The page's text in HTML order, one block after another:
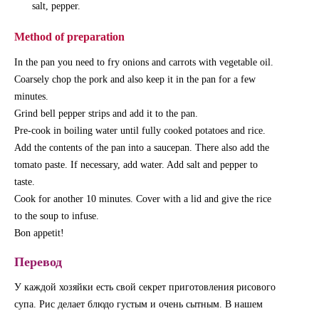
salt, pepper.
Method of preparation
In the pan you need to fry onions and carrots with vegetable oil.
Coarsely chop the pork and also keep it in the pan for a few
minutes.
Grind bell pepper strips and add it to the pan.
Pre-cook in boiling water until fully cooked potatoes and rice.
Add the contents of the pan into a saucepan. There also add the
tomato paste. If necessary, add water. Add salt and pepper to
taste.
Cook for another 10 minutes. Cover with a lid and give the rice
to the soup to infuse.
Bon appetit!
Перевод
У каждой хозяйки есть свой секрет приготовления рисового
супа. Рис делает блюдо густым и очень сытным. В нашем